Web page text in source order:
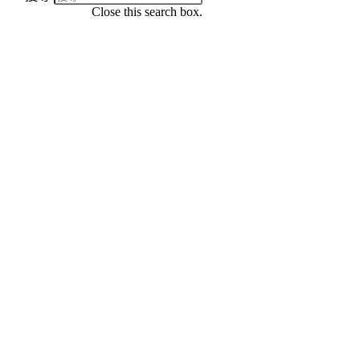
Close this search box.